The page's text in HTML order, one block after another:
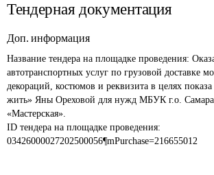
Тендерная документация
Доп. информация
Название тендера на площадке проведения:
автотранспортных услуг по грузовой доставке
декораций, костюмов и реквизита в целях
жить» Яны Ореховой для нужд МБУК г.о.
«Мастерская».
ID тендера на площадке проведения:
03426000027202500056¶mPurchase=216655012